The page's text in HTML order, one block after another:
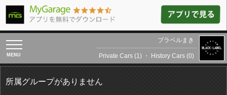
toggle
navigation
ブラベルまき
Private Cars (1) ・ History Cars (0)
所属グループがありません